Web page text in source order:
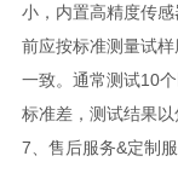
小，内置高精度传
前应按标准测量试
一致。通常测试10
标准差，测试结果以
7、售后服务&定制